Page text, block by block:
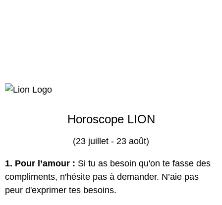
Horoscope LION
(23 juillet - 23 août)
1. Pour l’amour : Si tu as besoin qu'on te fasse des
compliments, n'hésite pas à demander. N’aie pas
peur d'exprimer tes besoins.